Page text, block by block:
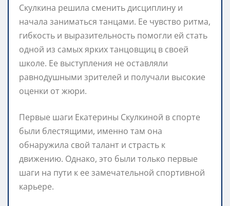
Скулкина решила сменить дисциплину и
начала заниматься танцами. Ее чувство ритма,
гибкость и выразительность помогли ей стать
одной из самых ярких танцовщиц в своей
школе. Ее выступления не оставляли
равнодушными зрителей и получали высокие
оценки от жюри.
Первые шаги Екатерины Скулкиной в спорте
были блестящими, именно там она
обнаружила свой талант и страсть к
движению. Однако, это были только первые
шаги на пути к ее замечательной спортивной
карьере.